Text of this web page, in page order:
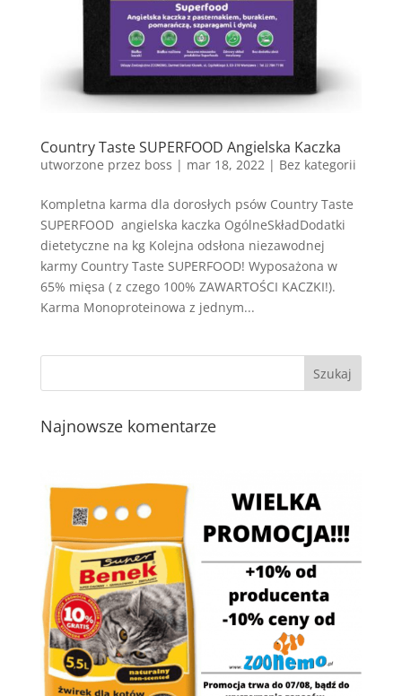
Country Taste SUPERFOOD Angielska Kaczka
utworzone przez boss | mar 18, 2022 | Bez kategorii
Kompletna karma dla dorosłych psów Country Taste
SUPERFOOD angielska kaczka OgólneSkładDodatki
dietetyczne na kg Kolejna odsłona niezawodnej
karmy Country Taste SUPERFOOD! Wyposażona w
65% mięsa ( z czego 100% ZAWARTOŚCI KACZKI!).
Karma Monoproteinowa z jednym...
Najnowsze komentarze